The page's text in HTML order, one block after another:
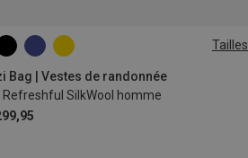
Tailles
Bag | Vestes de randonnée
Refreshful SilkWool homme
M L XL